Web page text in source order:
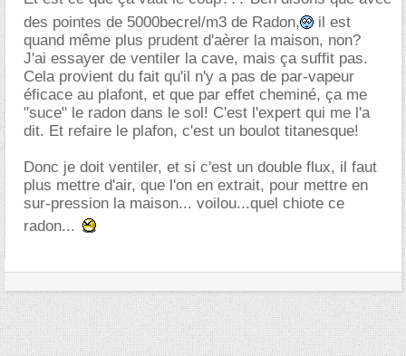
des pointes de 5000becrel/m3 de Radon,
il est
quand même plus prudent d'aèrer la maison, non?
J'ai essayer de ventiler la cave, mais ça suffit pas.
Cela provient du fait qu'il n'y a pas de par-vapeur
éficace au plafont, et que par effet cheminé, ça me
"suce" le radon dans le sol! C'est l'expert qui me l'a
dit. Et refaire le plafon, c'est un boulot titanesque!
Donc je doit ventiler, et si c'est un double flux, il faut
plus mettre d'air, que l'on en extrait, pour mettre en
sur-pression la maison... voilou...quel chiote ce
radon...